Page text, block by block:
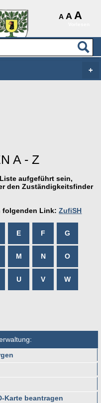
A A A
A - Z
aufgeführt sein,
den Zuständigkeitsfinder
folgenden Link:ZufiSH
E F G
M N O
U V W
Karte beantragen